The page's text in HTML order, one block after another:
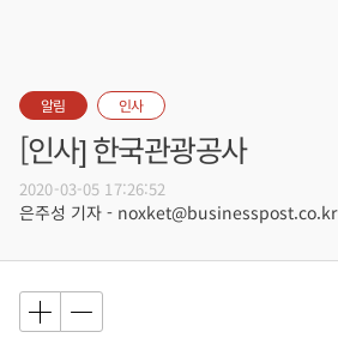
알림 인사
[인사] 한국관광공사
2020-03-05 17:26:52
은주성 기자 - noxket@businesspost.co.kr